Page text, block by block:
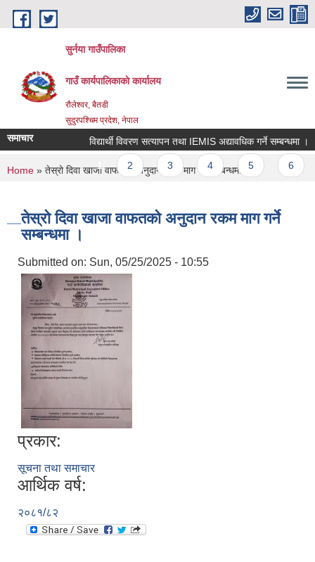
Skip to main content
सुर्नया गाउँपालिका
गाउँ कार्यपालिकाकाे कार्यालय
रौलेश्वर, बैतडी
सुदुरपश्चिम प्रदेश, नेपाल
समाचार विद्यार्थी विवरण सत्यापन तथा IEMIS अद्यावधिक गर्ने सम्बन्धमा ।
Pages
1 2 3 4 5 6
You are here
Home » तेस्रो दिवा खाजा वाफतको अनुदान रकम माग गर्ने सम्बन्धमा ।
तेस्रो दिवा खाजा वाफतको अनुदान रकम माग गर्ने
सम्बन्धमा ।
Submitted on: Sun, 05/25/2025 - 10:55
प्रकार:
सूचना तथा समाचार
आर्थिक वर्ष:
२०८१/८२